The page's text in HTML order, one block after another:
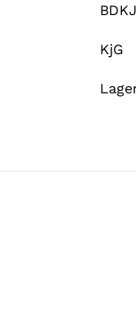
BDKJ
KjG